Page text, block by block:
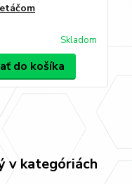
Skladom
do košíka
v kategóriách